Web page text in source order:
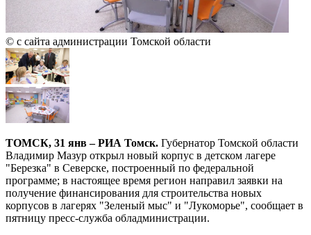
© с сайта администрации Томской области
ТОМСК, 31 янв – РИА Томск. Губернатор Томской области
Владимир Мазур открыл новый корпус в детском лагере
"Березка" в Северске, построенный по федеральной
программе; в настоящее время регион направил заявки на
получение финансирования для строительства новых
корпусов в лагерях "Зеленый мыс" и "Лукоморье", сообщает в
пятницу пресс-служба обладминистрации.